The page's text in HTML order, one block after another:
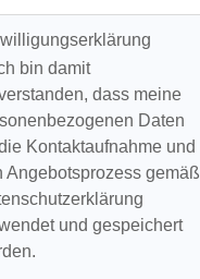
bin damit
dass meine
Daten
Kontaktaufnahme und
Angebotsprozess gemäß
und gespeichert